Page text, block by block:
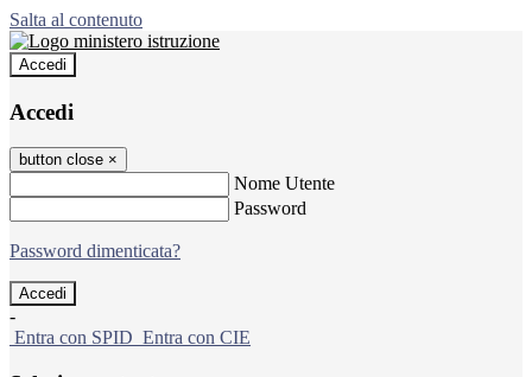
Salta al contenuto
Accedi
Accedi
button close ×
Nome Utente
Password
Password dimenticata?
-
Entra con SPID Entra con CIE